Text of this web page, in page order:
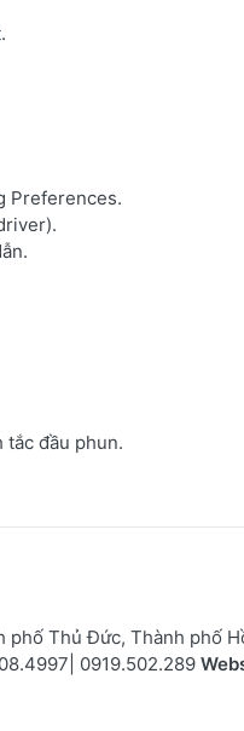
Preferences.
tắc đầu phun.
Thủ Đức, Thành phố
0919.502.289